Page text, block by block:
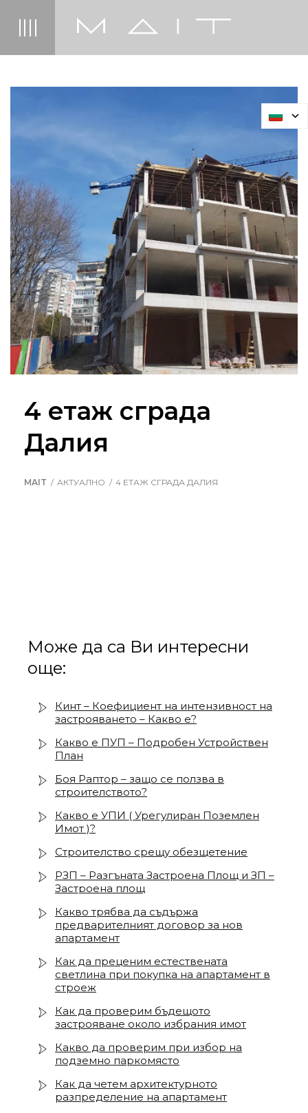
4 етаж сграда
Далия
MAIT АКТУАЛНО 4 ЕТАЖ СГРАДА ДАЛИЯ
Може да са Ви интересни
още:
Кинт – Коефициент на интензивност на
застрояването – Какво е?
Какво е ПУП – Подробен Устройствен
План
Боя Раптор – защо се ползва в
строителството?
Какво е УПИ ( Урегулиран Поземлен
Имот )?
Строителство срещу обезщетение
РЗП – Разгъната Застроена Площ и ЗП –
Застроена площ
Какво трябва да съдържа
предварителният договор за нов
апартамент
Как да преценим естествената
светлина при покупка на апартамент в
строеж
Как да проверим бъдещото
застрояване около избрания имот
Какво да проверим при избор на
подземно паркомясто
Как да четем архитектурното
разпределение на апартамент